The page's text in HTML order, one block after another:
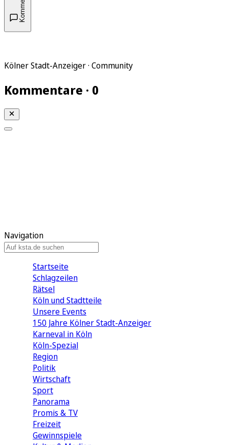
Kölner Stadt-Anzeiger · Community
Kommentare · 0
Navigation
Startseite
Schlagzeilen
Rätsel
Köln und Stadtteile
Unsere Events
150 Jahre Kölner Stadt-Anzeiger
Karneval in Köln
Köln-Spezial
Region
Politik
Wirtschaft
Sport
Panorama
Promis & TV
Freizeit
Gewinnspiele